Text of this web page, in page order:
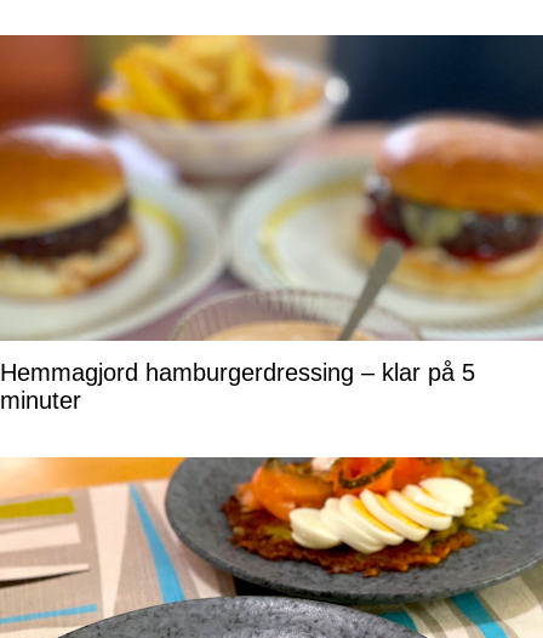
Hemmagjord hamburgerdressing – klar på 5
minuter